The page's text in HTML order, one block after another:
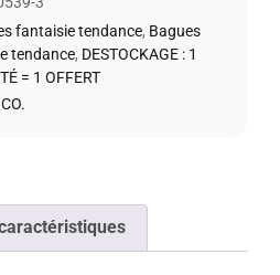
fantaisie tendance, Bagues
tendance, DESTOCKAGE : 1
= 1 OFFERT